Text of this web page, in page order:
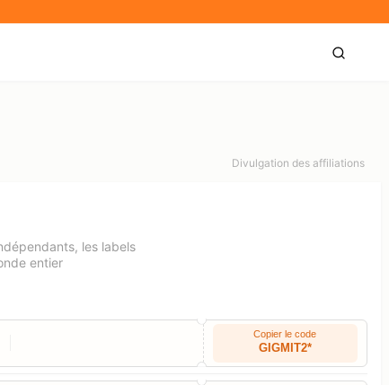
Divulgation des affiliations
les labels
entier
Copier le code
GIGMIT2*